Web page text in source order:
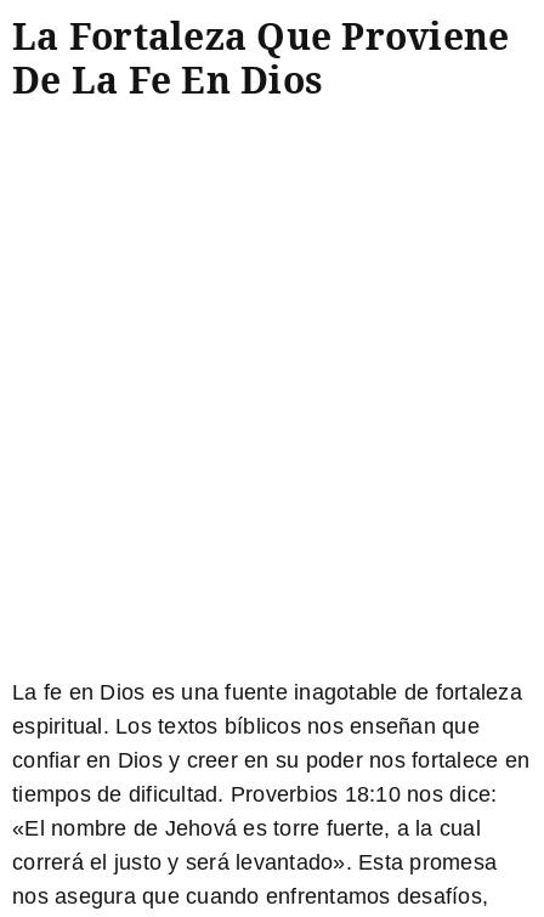
La Fortaleza Que Proviene
De La Fe En Dios
La fe en Dios es una fuente inagotable de fortaleza
espiritual. Los textos bíblicos nos enseñan que
confiar en Dios y creer en su poder nos fortalece en
tiempos de dificultad. Proverbios 18:10 nos dice:
«El nombre de Jehová es torre fuerte, a la cual
correrá el justo y será levantado». Esta promesa
nos asegura que cuando enfrentamos desafíos,